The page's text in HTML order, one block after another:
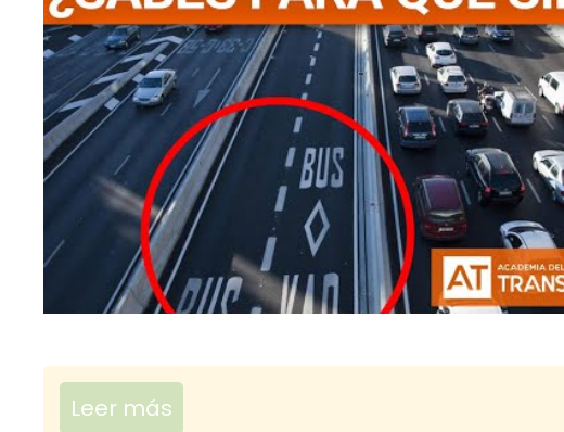
Leer más